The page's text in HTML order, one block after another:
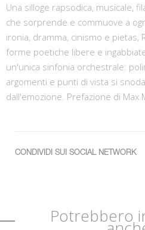
Una silloge rapsodica, musicale,
che sorprende e commuove a
ironia, dramma, cinismo e pietas,
forme poetiche libere e
un'unica sinfonia orchestrale:
argomenti e punti di vista si
dall'emozione. Prefazione di Max
CONDIVIDI SUI SOCIAL NETWORK
Potrebbero